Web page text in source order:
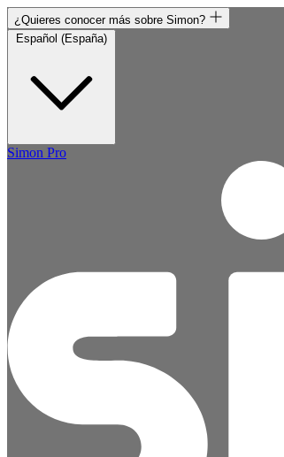
¿Quieres conocer más sobre Simon?
Simon Pro